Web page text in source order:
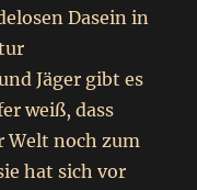
Dasein in
Jäger gibt es
weiß, dass
Welt noch zum
hat sich vor